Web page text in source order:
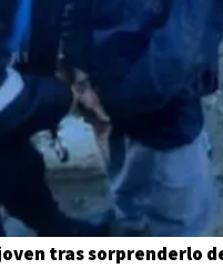
tras sorprenderlo